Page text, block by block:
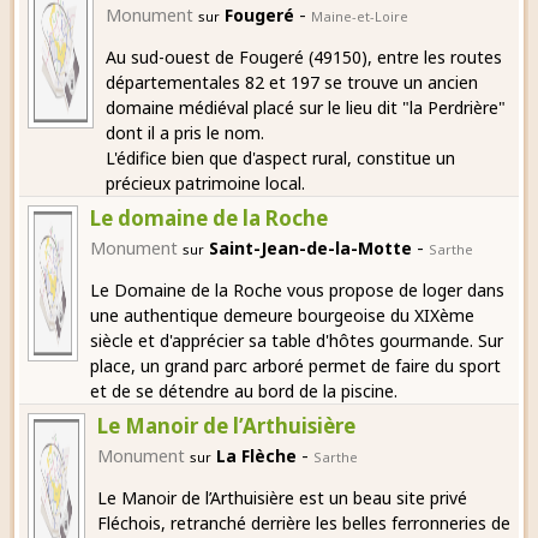
Monument sur Fougeré - Maine-et-Loire
Au sud-ouest de Fougeré (49150), entre les routes
départementales 82 et 197 se trouve un ancien
domaine médiéval placé sur le lieu dit "la Perdrière"
dont il a pris le nom.
L'édifice bien que d'aspect rural, constitue un
précieux patrimoine local.
Le domaine de la Roche
Monument sur Saint-Jean-de-la-Motte - Sarthe
Le Domaine de la Roche vous propose de loger dans
une authentique demeure bourgeoise du XIXème
siècle et d'apprécier sa table d'hôtes gourmande. Sur
place, un grand parc arboré permet de faire du sport
et de se détendre au bord de la piscine.
Le Manoir de l’Arthuisière
Monument sur La Flèche - Sarthe
Le Manoir de l’Arthuisière est un beau site privé
Fléchois, retranché derrière les belles ferronneries de